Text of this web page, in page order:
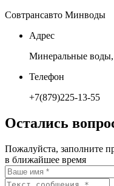
Совтрансавто Минводы
Адрес
Минеральные
Телефон
+7(879)225-13-55
Остались
Пожалуйста, заполните
в ближайшее время